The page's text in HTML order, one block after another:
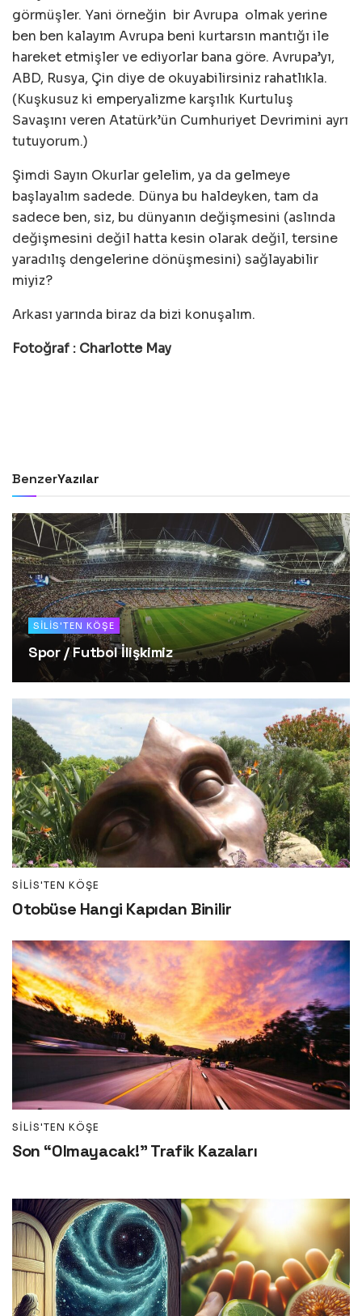
görmüşler. Yani örneğin bir Avrupa olmak yerine
ben ben kalayım Avrupa beni kurtarsın mantığı ile
hareket etmişler ve ediyorlar bana göre. Avrupa’yı,
ABD, Rusya, Çin diye de okuyabilirsiniz rahatlıkla.
(Kuşkusuz ki emperyalizme karşılık Kurtuluş
Savaşını veren Atatürk’ün Cumhuriyet Devrimini ayrı
tutuyorum.)
Şimdi Sayın Okurlar gelelim, ya da gelmeye
başlayalım sadede. Dünya bu haldeyken, tam da
sadece ben, siz, bu dünyanın değişmesini (aslında
değişmesini değil hatta kesin olarak değil, tersine
yaradılış dengelerine dönüşmesini) sağlayabilir
miyiz?
Arkası yarında biraz da bizi konuşalım.
Fotoğraf : Charlotte May
BenzerYazılar
SILIS'TEN KÖŞE
Spor / Futbol İlişkimiz
SILIS'TEN KÖŞE
Otobüse Hangi Kapıdan Binilir
SILIS'TEN KÖŞE
Son “Olmayacak!” Trafik Kazaları